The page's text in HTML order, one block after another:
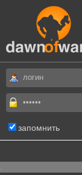
запомнить
.